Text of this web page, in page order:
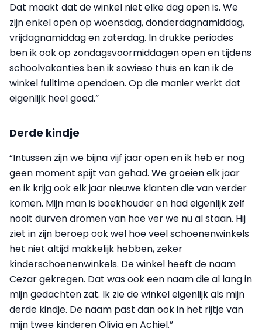
Dat maakt dat de winkel niet elke dag open is. We
zijn enkel open op woensdag, donderdagnamiddag,
vrijdag­namiddag en zaterdag. In drukke periodes
ben ik ook op zondagsvoormiddagen open en tijdens
schoolvakanties ben ik sowieso thuis en kan ik de
winkel fulltime opendoen. Op die manier werkt dat
eigenlijk heel goed.”
Derde kindje
“Intussen zijn we bijna vijf jaar open en ik heb er nog
geen moment spijt van gehad. We groeien elk jaar
en ik krijg ook elk jaar nieuwe klanten die van verder
komen. Mijn man is boekhouder en had eigenlijk zelf
nooit durven dromen van hoe ver we nu al staan. Hij
ziet in zijn beroep ook wel hoe veel schoenenwinkels
het niet altijd makkelijk hebben, zeker
kinderschoenenwinkels. De winkel heeft de naam
Cezar gekregen. Dat was ook een naam die al lang in
mijn gedachten zat. Ik zie de winkel eigenlijk als mijn
derde kindje. De naam past dan ook in het rijtje van
mijn twee kinderen Olivia en Achiel.”